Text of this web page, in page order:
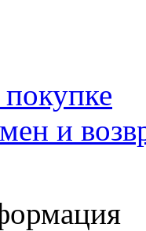
и